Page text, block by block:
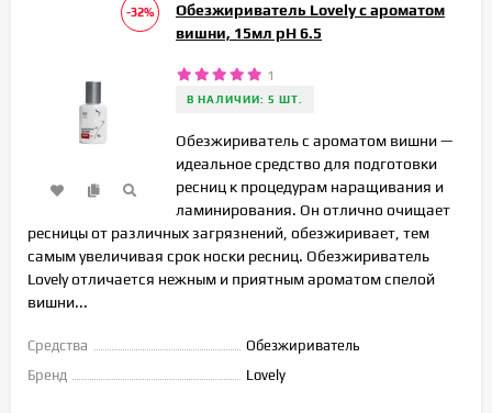
-32%
Обезжириватель Lovely с ароматом
вишни, 15мл pH 6.5
1
В НАЛИЧИИ: 5 ШТ.
Обезжириватель с ароматом вишни —
идеальное средство для подготовки
ресниц к процедурам наращивания и
ламинирования. Он отлично очищает
ресницы от различных загрязнений, обезжиривает, тем
самым увеличивая срок носки ресниц. Обезжириватель
Lovely отличается нежным и приятным ароматом спелой
вишни...
Средства
Обезжириватель
Бренд
Lovely